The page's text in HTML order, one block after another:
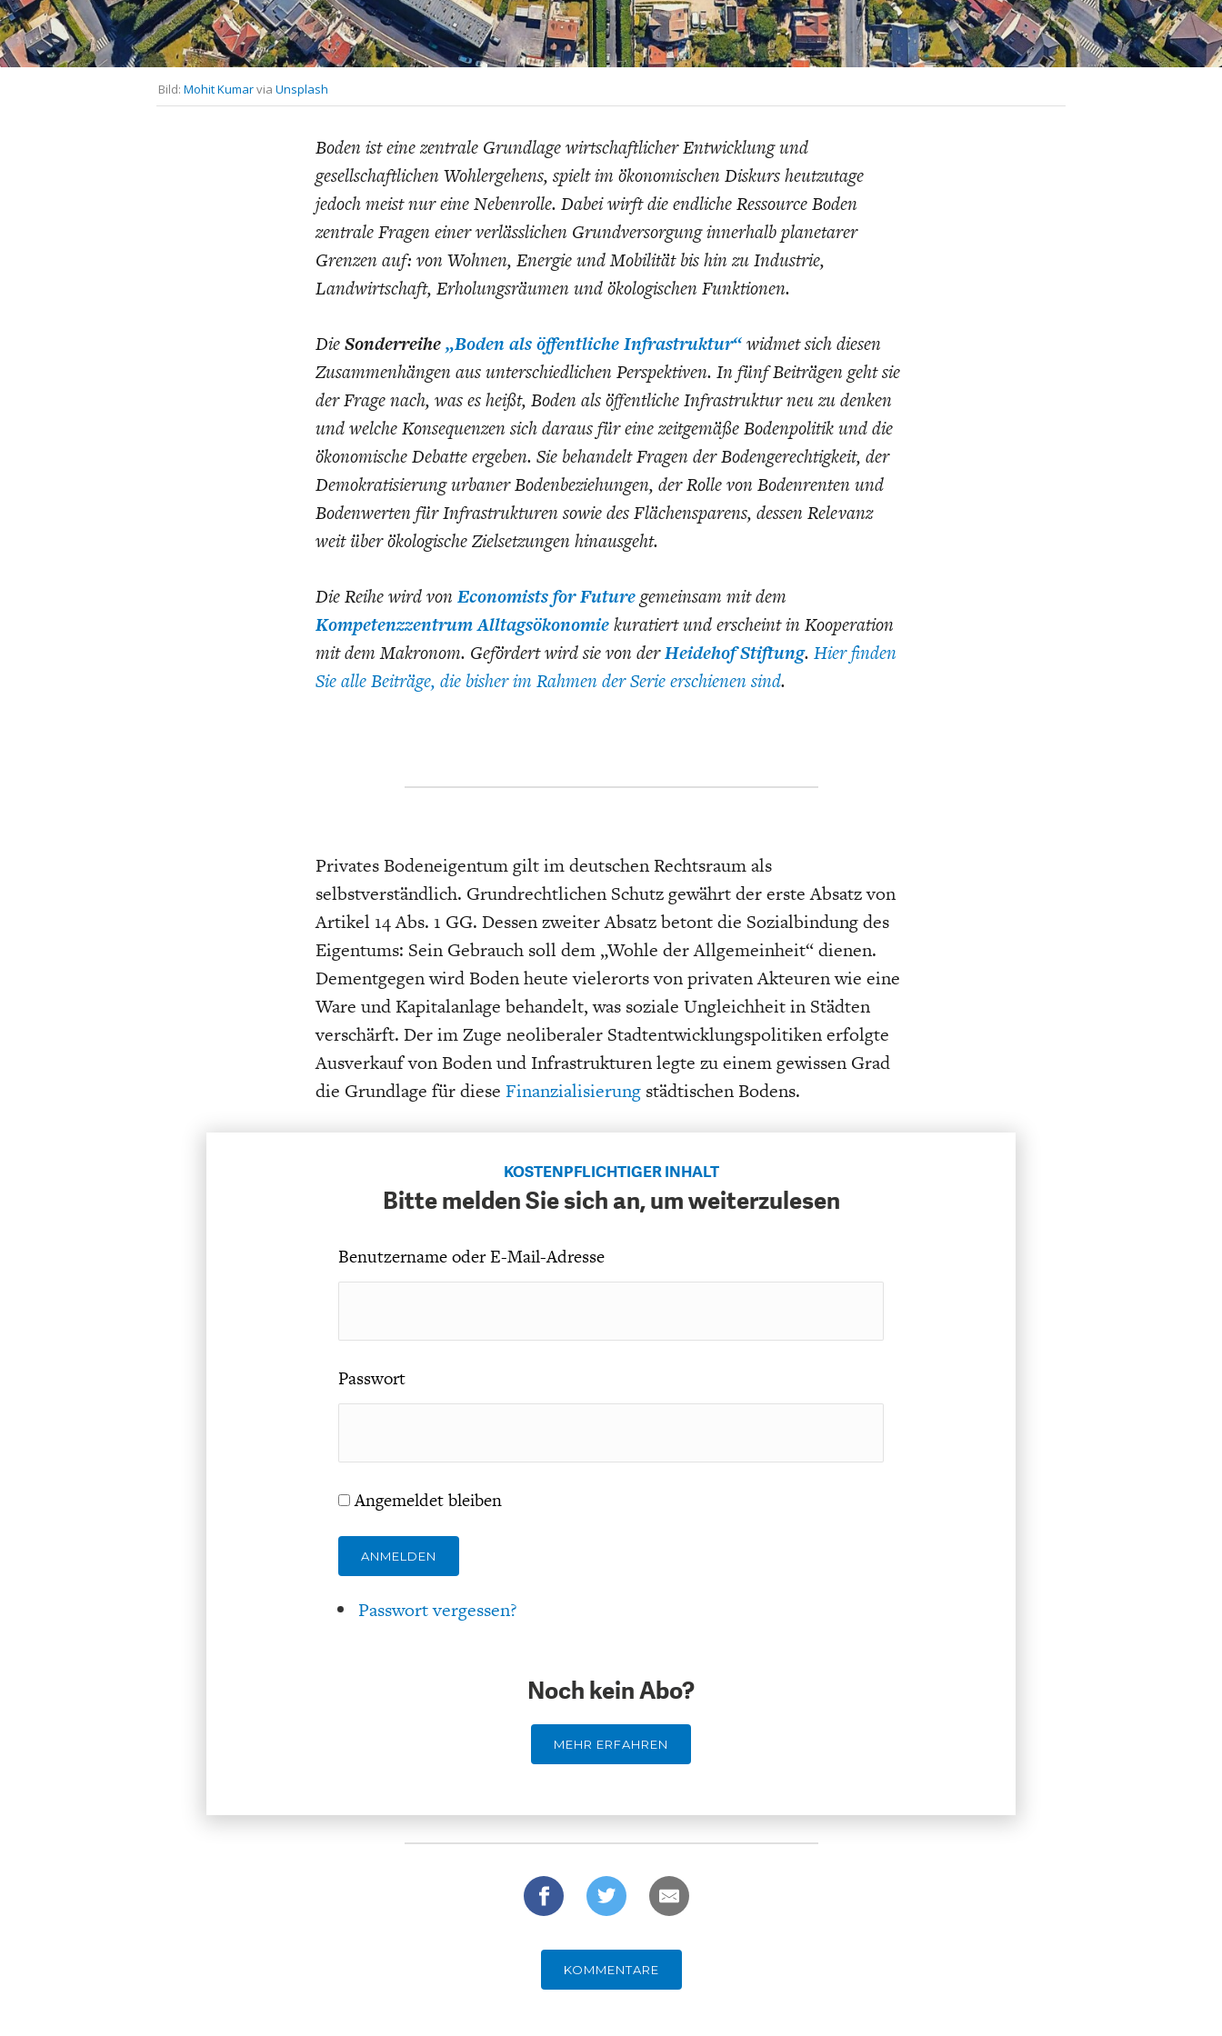
DIE POSITIONEN DER
WIRTSCHAFTSWEISEN
BGE-INFOGRAFIK
UNGLEICHHEIT USA WELTWIRTSCHAFT
Bild: Mohit Kumarvia Unsplash
Boden ist eine zentrale Grundlage wirtschaftlicher Entwicklung und
gesellschaftlichen Wohlergehens, spielt im ökonomischen Diskurs heutzutage
jedoch meist nur eine Nebenrolle. Dabei wirft die endliche Ressource Boden
zentrale Fragen einer verlässlichen Grundversorgung innerhalb planetarer
Grenzen auf: von Wohnen, Energie und Mobilität bis hin zu Industrie,
Landwirtschaft, Erholungsräumen und ökologischen Funktionen.
DieSonderreihe„Boden als öffentliche Infrastruktur“widmet sich diesen
Zusammenhängen aus unterschiedlichen Perspektiven. In fünf Beiträgen geht sie
der Frage nach, was es heißt, Boden als öffentliche Infrastruktur neu zu denken
und welche Konsequenzen sich daraus für eine zeitgemäße Bodenpolitik und die
ökonomische Debatte ergeben. Sie behandelt Fragen der Bodengerechtigkeit, der
Demokratisierung urbaner Bodenbeziehungen, der Rolle von Bodenrenten und
Bodenwerten für Infrastrukturen sowie des Flächensparens, dessen Relevanz
weit über ökologische Zielsetzungen hinausgeht.
Die Reihe wird von Economists for Futuregemeinsam mit dem
Kompetenzzentrum Alltagsökonomiekuratiert und erscheint in Kooperation
mit dem Makronom. Gefördert wird sie von derHeidehof Stiftung. Hier finden
Sie alle Beiträge, die bisher im Rahmen der Serie erschienen sind.
Privates Bodeneigentum gilt im deutschen Rechtsraum als
selbstverständlich. Grundrechtlichen Schutz gewährt der erste Absatz von
Artikel 14 Abs. 1 GG. Dessen zweiter Absatz betont die Sozialbindung des
Eigentums: Sein Gebrauch soll dem „Wohle der Allgemeinheit“ dienen.
Dementgegen wird Boden heute vielerorts von privaten Akteuren wie eine
Ware und Kapitalanlage behandelt, was soziale Ungleichheit in Städten
verschärft. Der im Zuge neoliberaler Stadtentwicklungspolitiken erfolgte
Ausverkauf von Boden und Infrastrukturen legte zu einem gewissen Grad
die Grundlage für diese Finanzialisierung städtischen Bodens.
KOSTENPFLICHTIGER INHALT
Bitte melden Sie sich an, um weiterzulesen
Benutzername oder E-Mail-Adresse
Passwort
Angemeldet bleiben
ANMELDEN
Passwort vergessen?
Noch kein Abo?
MEHR ERFAHREN
KOMMENTARE